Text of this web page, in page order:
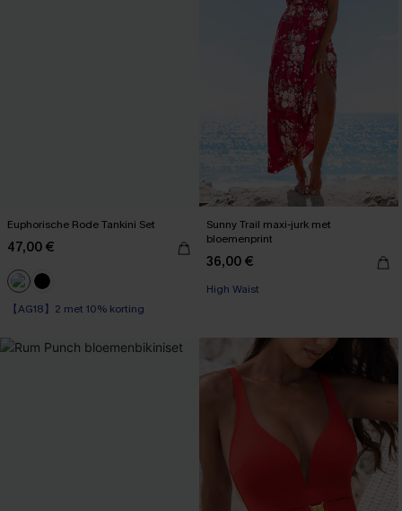
Euphorische Rode Tankini Set
47,00 €
【AG18】2 met 10% korting
Sunny Trail maxi-jurk met
bloemenprint
36,00 €
High Waist